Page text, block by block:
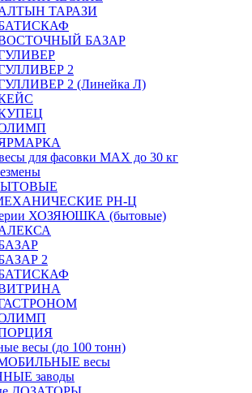
АЛТЫН ТАРАЗИ
БАТИСКАФ
ВОСТОЧНЫЙ БАЗАР
2
2 (Линейка Л)
КУПЕЦ
ОЛИМП
ЯРМАРКА
для фасовки MAX до 30 кг
РН-Ц
ХОЗЯЮШКА (бытовые)
2
БАТИСКАФ
ВИТРИНА
ГАСТРОНОМ
ОЛИМП
ПОРЦИЯ
весы (до 100 тонн)
весы
заводы